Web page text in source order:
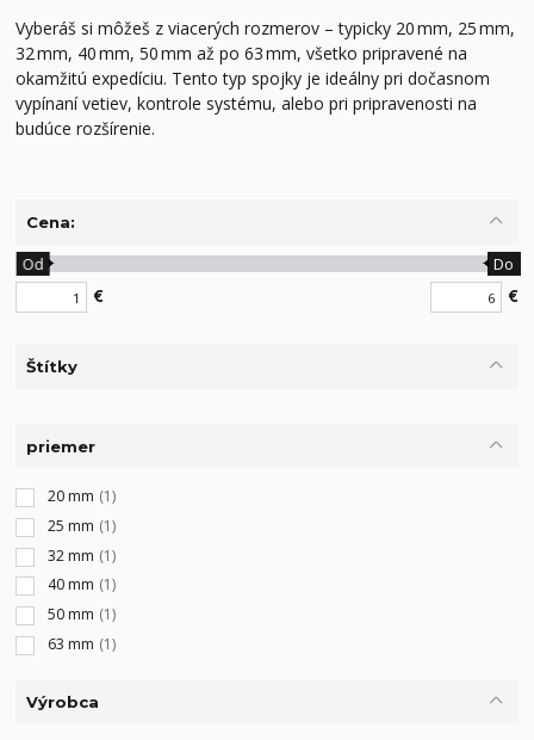
Vyberáš si môžeš z viacerých rozmerov – typicky 20 mm, 25 mm,
32 mm, 40 mm, 50 mm až po 63 mm, všetko pripravené na
okamžitú expedíciu. Tento typ spojky je ideálny pri dočasnom
vypínaní vetiev, kontrole systému, alebo pri pripravenosti na
budúce rozšírenie.
Cena:
€
Od Do
€
Štítky
priemer
20 mm (1)
25 mm (1)
32 mm (1)
40 mm (1)
50 mm (1)
63 mm (1)
Výrobca